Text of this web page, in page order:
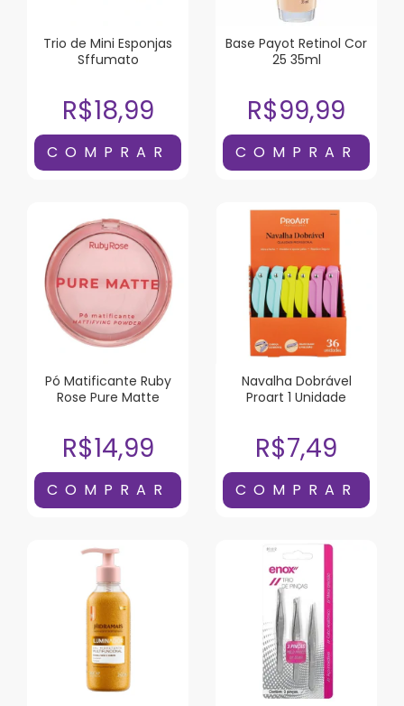
Trio de Mini Esponjas
Sffumato
R$18,99
Base Payot Retinol Cor
25 35ml
R$99,99
Pó Matificante Ruby
Rose Pure Matte
R$14,99
Navalha Dobrável
Proart 1 Unidade
R$7,49